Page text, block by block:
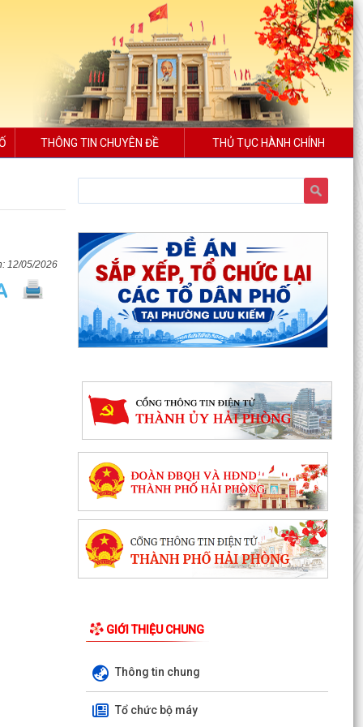
THÔNG TIN CHUYÊN ĐỀ THỦ TỤC HÀNH CHÍNH
12/05/2026
GIỚI THIỆU CHUNG
Thông tin chung
Tổ chức bộ máy
THƯỜNG TRỰC HĐND PHƯỜNG LƯU KIẾM TỔ
2026